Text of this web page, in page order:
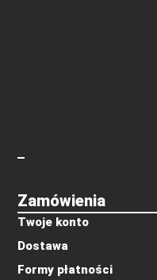
Zamówienia
Twoje konto
Dostawa
Formy płatności